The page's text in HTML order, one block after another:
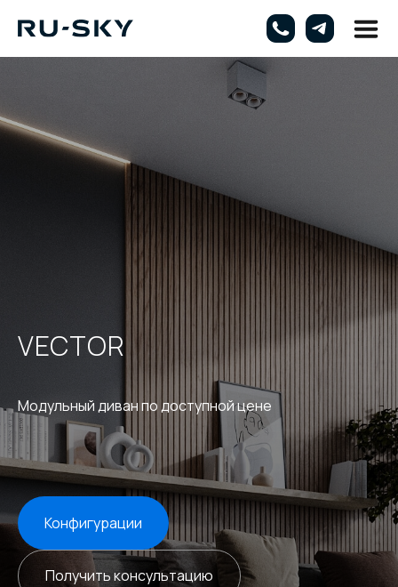
VECTOR
Модульный диван по доступной цене
Конфигурации
Получить консультацию